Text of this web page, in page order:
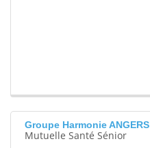
Groupe Harmonie ANGERS
Mutuelle Santé Sénior